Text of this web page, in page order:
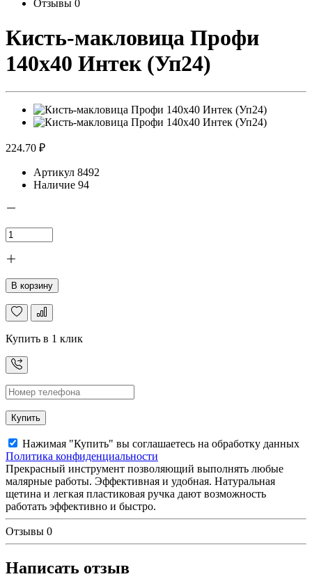
Отзывы 0
Кисть-макловица Профи
140х40 Интек (Уп24)
224.70 ₽
Артикул 8492
Наличие 94
В корзину
Купить в 1 клик
Купить
Нажимая "Купить" вы соглашаетесь на обработку данных
Политика конфиденциальности
Прекрасный инструмент позволяющий выполнять любые
малярные работы. Эффективная и удобная. Натуральная
щетина и легкая пластиковая ручка дают возможность
работать эффективно и быстро.
Отзывы 0
Написать отзыв